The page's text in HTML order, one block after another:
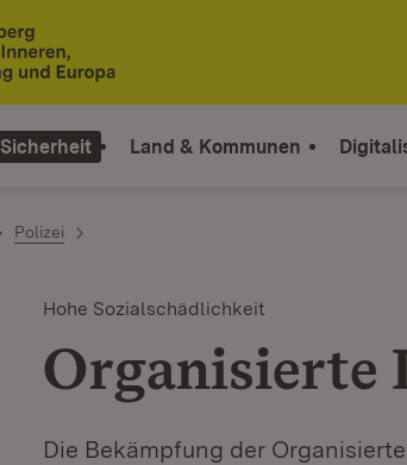
Sicherheit Land & Kommunen
Polizei
Hohe Sozialschädlichkeit
Die Bekämpfung der